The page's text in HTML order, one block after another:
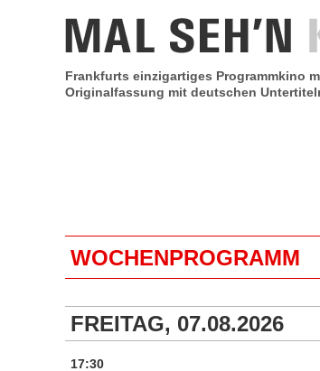
Frankfurts einzigartiges Programmkino
Originalfassung mit deutschen
WOCHENPROGRAMM
FREITAG, 07.08.2026
17:30